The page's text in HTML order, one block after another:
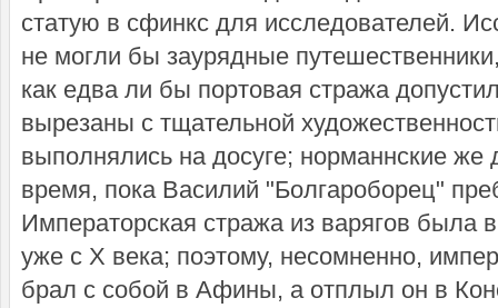
статую в сфинкс для исследователей.
не могли бы заурядные
как едва ли бы портовая стража
вырезаны с тщательной
выполнялись на досуге; норманнские же
время, пока Василий "Болгароборец"
Императорская стража из варягов была
уже с X века; поэтому, несомненно,
брал с собой в Афины, а отплыл он в